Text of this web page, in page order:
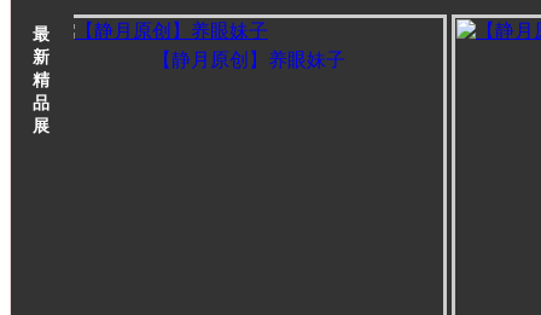
最
新
精
品
展
【静月原创】养眼妹子